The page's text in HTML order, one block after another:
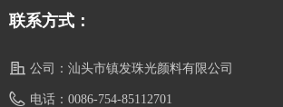
公司： 汕头市镇发珠光颜料有限公司
电话： 0086-754-85112701
联系方式：